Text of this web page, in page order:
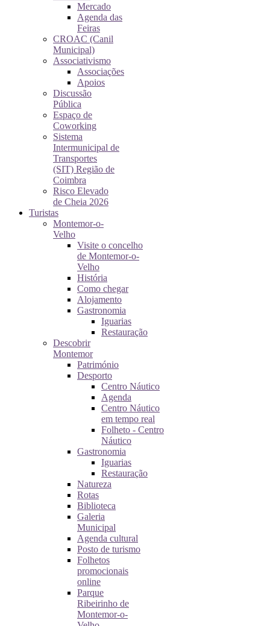
Mercado
Agenda das
Feiras
CROAC (Canil
Municipal)
Associativismo
Associações
Apoios
Discussão
Pública
Espaço de
Coworking
Sistema
Intermunicipal de
Transportes
(SIT) Região de
Coimbra
Risco Elevado
de Cheia 2026
Turistas
Montemor-o-
Velho
Visite o concelho
de Montemor-o-
Velho
História
Como chegar
Alojamento
Gastronomia
Iguarias
Restauração
Descobrir
Montemor
Património
Desporto
Centro Náutico
Agenda
Centro Náutico
em tempo real
Folheto - Centro
Náutico
Gastronomia
Iguarias
Restauração
Natureza
Rotas
Biblioteca
Galeria
Municipal
Agenda cultural
Posto de turismo
Folhetos
promocionais
online
Parque
Ribeirinho de
Montemor-o-